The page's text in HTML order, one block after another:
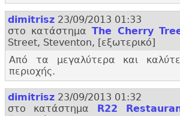
dimitrisz 23/09/2013 01:33
στο κατάστημα The Cherry
Street, Steventon, [εξωτερικό]
Από τα μεγαλύτερα και
περιοχής.
dimitrisz 23/09/2013 01:32
στο κατάστημα R22